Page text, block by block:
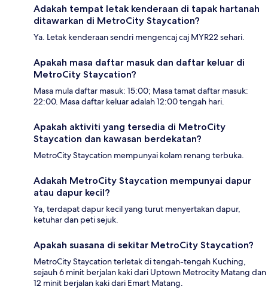
Adakah tempat letak kenderaan di tapak hartanah
ditawarkan di MetroCity Staycation?
Ya. Letak kenderaan sendri mengencaj caj MYR22 sehari.
Apakah masa daftar masuk dan daftar keluar di
MetroCity Staycation?
Masa mula daftar masuk: 15:00; Masa tamat daftar masuk:
22:00. Masa daftar keluar adalah 12:00 tengah hari.
Apakah aktiviti yang tersedia di MetroCity
Staycation dan kawasan berdekatan?
MetroCity Staycation mempunyai kolam renang terbuka.
Adakah MetroCity Staycation mempunyai dapur
atau dapur kecil?
Ya, terdapat dapur kecil yang turut menyertakan dapur,
ketuhar dan peti sejuk.
Apakah suasana di sekitar MetroCity Staycation?
MetroCity Staycation terletak di tengah-tengah Kuching,
sejauh 6 minit berjalan kaki dari Uptown Metrocity Matang dan
12 minit berjalan kaki dari Emart Matang.